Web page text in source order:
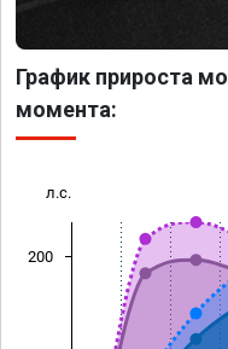
График прироста
момента:
л.с.
200